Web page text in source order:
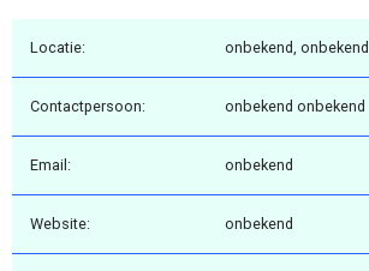
Locatie: onbekend,
Contactpersoon: onbekend onbekend
Email: onbekend
Website: onbekend